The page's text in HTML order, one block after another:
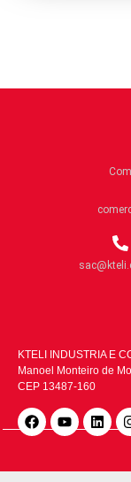
KTELI INDUSTRIA E
Manoel Monteiro de
CEP 13487-160